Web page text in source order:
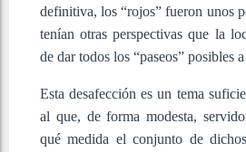
definitiva, los “rojos” fueron unos
tenían otras perspectivas que la
de dar todos los “paseos” posibles
Esta desafección es un tema
al que, de forma modesta,
qué medida el conjunto de